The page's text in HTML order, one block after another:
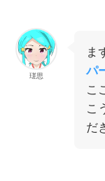
瑳思
ま
パ
こ
こ
だ